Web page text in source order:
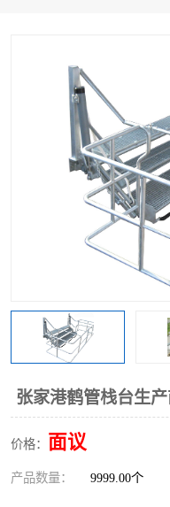
张家港鹤管栈台生
价格： 面议
产品数量： 9999.00个